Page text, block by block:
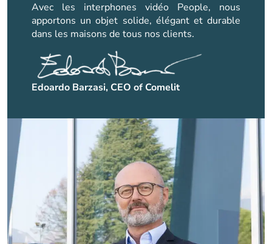
Avec les interphones vidéo People, nous
apportons un objet solide, élégant et durable
dans les maisons de tous nos clients.
Edoardo Barzasi, CEO of Comelit